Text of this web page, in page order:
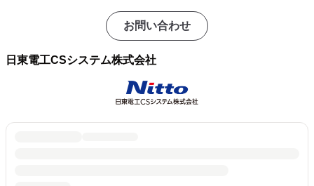
お問い合わせ
日東電工CSシステム株式会社